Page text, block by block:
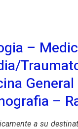
–
–
a su